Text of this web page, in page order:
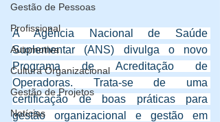
Gestão de Pessoas
Profissional
Automotiva
Cultura Organizacional
Gestão de Projetos
Notícias
A Agência Nacional de Saúde
Suplementar (ANS) divulga o novo
Programa de Acreditação de
Operadoras. Trata-se de uma
certificação de boas práticas para
gestão organizacional e gestão em